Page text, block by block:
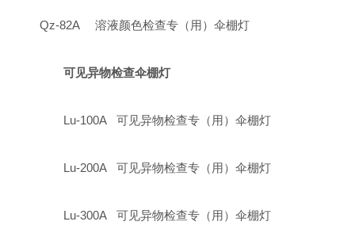
Qz-82A 溶液颜色检查专（用）伞棚灯
可见异物检查伞棚灯
Lu-100A 可见异物检查专（用）伞棚灯
Lu-200A 可见异物检查专（用）伞棚灯
Lu-300A 可见异物检查专（用）伞棚灯